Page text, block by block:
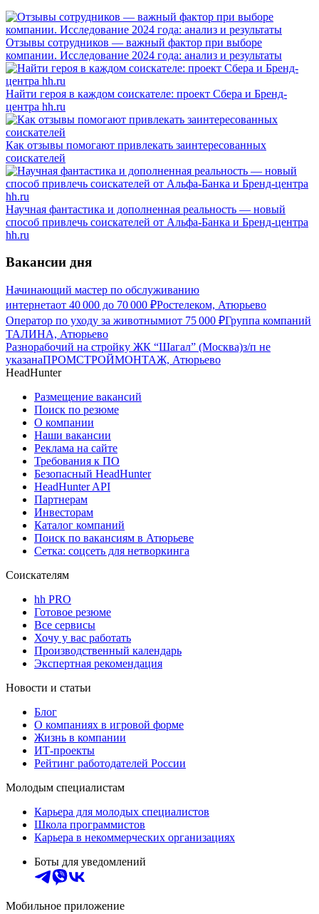
Отзывы сотрудников — важный фактор при выборе
компании. Исследование 2024 года: анализ и результаты
Найти героя в каждом соискателе: проект Сбера и Бренд-
центра hh.ru
Как отзывы помогают привлекать заинтересованных
соискателей
Научная фантастика и дополненная реальность — новый
способ привлечь соискателей от Альфа-Банка и Бренд-центра
hh.ru
Вакансии дня
Начинающий мастер по обслуживанию
интернетаот 40 000 до 70 000 ₽Ростелеком, Атюрьево
Оператор по уходу за животнымиот 75 000 ₽Группа компаний
ТАЛИНА, Атюрьево
Разнорабочий на стройку ЖК “Шагал” (Москва)з/п не
указанаПРОМСТРОЙМОНТАЖ, Атюрьево
HeadHunter
Размещение вакансий
Поиск по резюме
О компании
Наши вакансии
Реклама на сайте
Требования к ПО
Безопасный HeadHunter
HeadHunter API
Партнерам
Инвесторам
Каталог компаний
Поиск по вакансиям в Атюрьеве
Сетка: соцсеть для нетворкинга
Соискателям
hh PRO
Готовое резюме
Все сервисы
Хочу у вас работать
Производственный календарь
Экспертная рекомендация
Новости и статьи
Блог
О компаниях в игровой форме
Жизнь в компании
ИТ-проекты
Рейтинг работодателей России
Молодым специалистам
Карьера для молодых специалистов
Школа программистов
Карьера в некоммерческих организациях
Боты для уведомлений
Мобильное приложение